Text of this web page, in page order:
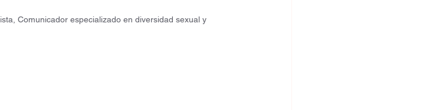
Comunicador especializado en diversidad sexual y